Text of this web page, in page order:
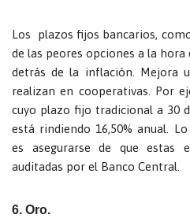
Los plazos fijos bancarios,
de las peores opciones a la
detrás de la inflación. Mejora
realizan en cooperativas. Por
cuyo plazo fijo tradicional a 30
está rindiendo 16,50% anual.
es asegurarse de que estas
auditadas por el Banco Central.
6. Oro.